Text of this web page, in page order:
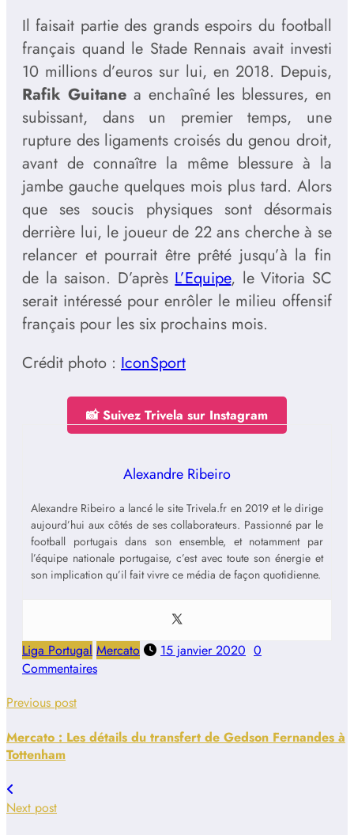
Il faisait partie des grands espoirs du football
français quand le Stade Rennais avait investi
10 millions d’euros sur lui, en 2018. Depuis,
Rafik Guitanea enchaîné les blessures, en
subissant, dans un premier temps, une
rupture des ligaments croisés du genou droit,
avant de connaître la même blessure à la
jambe gauche quelques mois plus tard. Alors
que ses soucis physiques sont désormais
derrière lui, le joueur de 22 ans cherche à se
relancer et pourrait être prêté jusqu’à la fin
de la saison. D’aprèsL’Equipe, le Vitoria SC
serait intéressé pour enrôler le milieu offensif
français pour les six prochains mois.
Crédit photo : IconSport
📸 Suivez Trivela sur Instagram
Alexandre Ribeiro
Alexandre Ribeiro a lancé le site Trivela.fr en 2019 et le dirige
aujourd’hui aux côtés de ses collaborateurs. Passionné par le
football portugais dans son ensemble, et notamment par
l’équipe nationale portugaise, c’est avec toute son énergie et
son implication qu’il fait vivre ce média de façon quotidienne.
Liga Portugal Mercato 15 janvier 2020 0
Commentaires
Previous post
Mercato : Les détails du transfert de Gedson Fernandes à
Tottenham
Next post